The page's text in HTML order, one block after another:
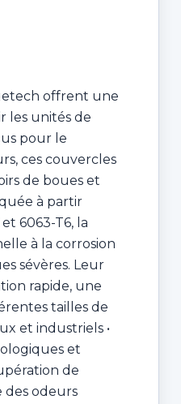
offrent une
les unités de
pour le
ces couvercles
de boues et
à partir
6063-T6, la
à la corrosion
sévères. Leur
rapide, une
tailles de
et industriels •
et
de
des odeurs